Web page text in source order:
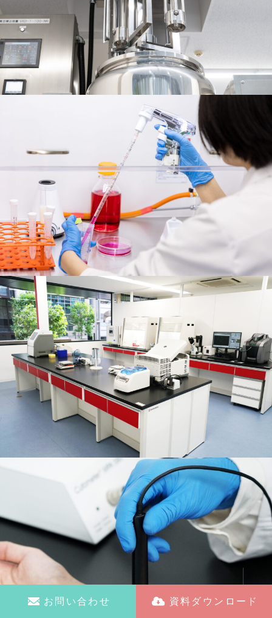
お問い合わせ 資料ダウンロード